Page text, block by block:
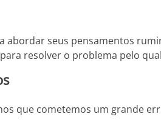
abordar seus pensamentos
resolver o problema pelo
que cometemos um grande